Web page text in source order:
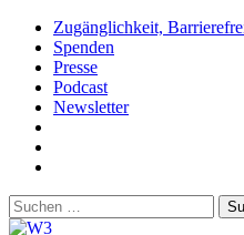
Zum
Inhalt
springen
Zugänglichkeit,
Spenden
Presse
Podcast
Newsletter
Youtube
Suchen
nach: